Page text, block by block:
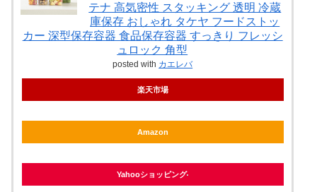
テナ 高気密性 スタッキング 透明 冷蔵
庫保存 おしゃれ タケヤ フードストッ
カー 深型保存容器 食品保存容器 すっきり フレッシ
ュロック 角型
posted with カエレバ
楽天市場
Amazon
Yahooショッピング